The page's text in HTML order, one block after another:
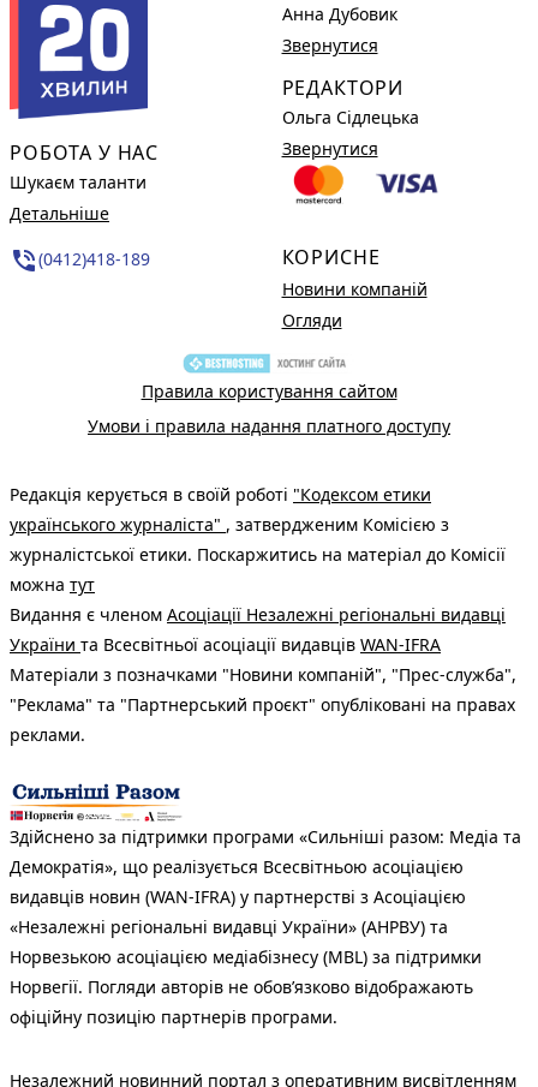
РОБОТА У НАС
Шукаєм таланти
Детальніше
phone_in_talk(0412)418-189
Анна Дубовик
Звернутися
РЕДАКТОРИ
Ольга Сідлецька
Звернутися
КОРИСНЕ
Новини компаній
Огляди
Правила користування сайтом
Умови і правила надання платного доступу
Редакція керується в своїй роботі "Кодексом етики
українського журналіста" , затвердженим Комісією з
журналістської етики. Поскаржитись на матеріал до Комісії
можна тут
Видання є членом Асоціації Незалежні регіональні видавці
України та Всесвітньої асоціації видавців WAN-IFRA
Матеріали з позначками "Новини компаній", "Прес-служба",
"Реклама" та "Партнерський проєкт" опубліковані на правах
реклами.
Здійснено за підтримки програми «Сильніші разом: Медіа та
Демократія», що реалізується Всесвітньою асоціацією
видавців новин (WAN-IFRA) у партнерстві з Асоціацією
«Незалежні регіональні видавці України» (АНРВУ) та
Норвезькою асоціацією медіабізнесу (MBL) за підтримки
Норвегії. Погляди авторів не обов’язково відображають
офіційну позицію партнерів програми.
Незалежний новинний портал з оперативним висвітленням